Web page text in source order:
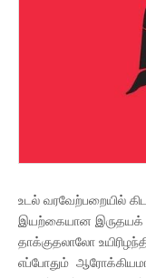
உடல் வரவேற்பறையில்
இயற்கையான இருதயக்
தாக்குதலாலோ
எப்போதும்